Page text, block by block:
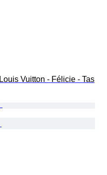
Louis Vuitton - Félicie - Tas